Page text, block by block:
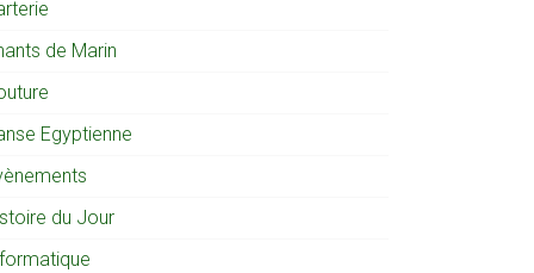
de Marin
Egyptienne
du Jour